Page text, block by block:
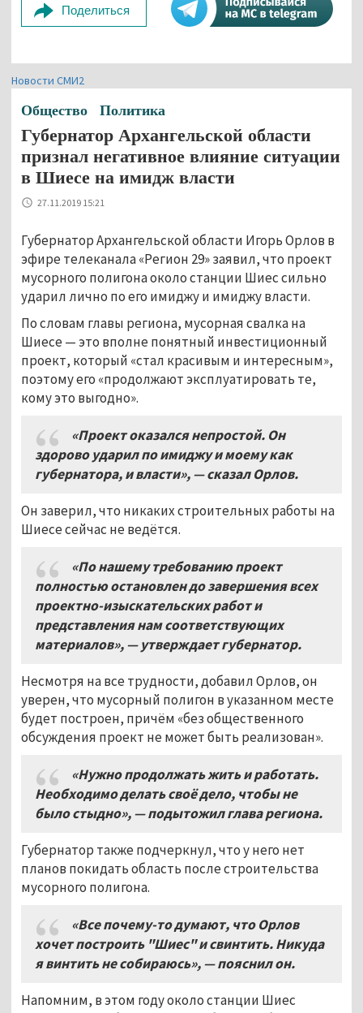
Поделиться
Новости СМИ2
Общество Политика
Губернатор Архангельской области
признал негативное влияние ситуации
в Шиесе на имидж власти
27.11.2019 15:21
Губернатор Архангельской области Игорь Орлов в
эфире телеканала «Регион 29» заявил, что проект
мусорного полигона около станции Шиес сильно
ударил лично по его имиджу и имиджу власти.
По словам главы региона, мусорная свалка на
Шиесе — это вполне понятный инвестиционный
проект, который «стал красивым и интересным»,
поэтому его «продолжают эксплуатировать те,
кому это выгодно».
«Проект оказался непростой. Он
здорово ударил по имиджу и моему как
губернатора, и власти», — сказал Орлов.
Он заверил, что никаких строительных работы на
Шиесе сейчас не ведётся.
«По нашему требованию проект
полностью остановлен до завершения всех
проектно-изыскательских работ и
представления нам соответствующих
материалов», — утверждает губернатор.
Несмотря на все трудности, добавил Орлов, он
уверен, что мусорный полигон в указанном месте
будет построен, причём «без общественного
обсуждения проект не может быть реализован».
«Нужно продолжать жить и работать.
Необходимо делать своё дело, чтобы не
было стыдно», — подытожил глава региона.
Губернатор также подчеркнул, что у него нет
планов покидать область после строительства
мусорного полигона.
«Все почему-то думают, что Орлов
хочет построить "Шиес" и свинтить. Никуда
я винтить не собираюсь», — пояснил он.
Напомним, в этом году около станции Шиес